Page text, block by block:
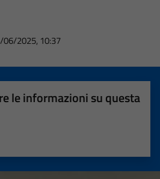
06/2025, 10:37
le informazioni su questa
stelle su 5
su 5
5